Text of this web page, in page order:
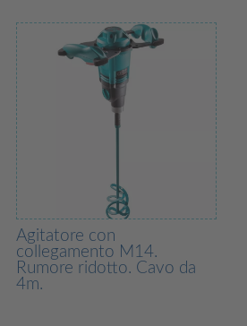
Agitatore con
collegamento M14.
Rumore ridotto. Cavo da
4m.